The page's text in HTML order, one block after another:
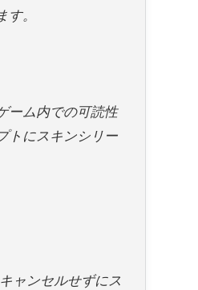
。
ーム内での可読性
トにスキンシリー
ャンセルせずにス